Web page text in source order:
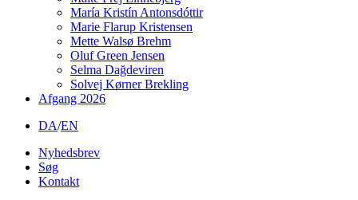
María Kristín Antonsdóttir
Marie Flarup Kristensen
Mette Walsø Brehm
Oluf Green Jensen
Selma Dağdeviren
Solvej Kørner Brekling
Afgang 2026
DA/EN
Nyhedsbrev
Søg
Kontakt